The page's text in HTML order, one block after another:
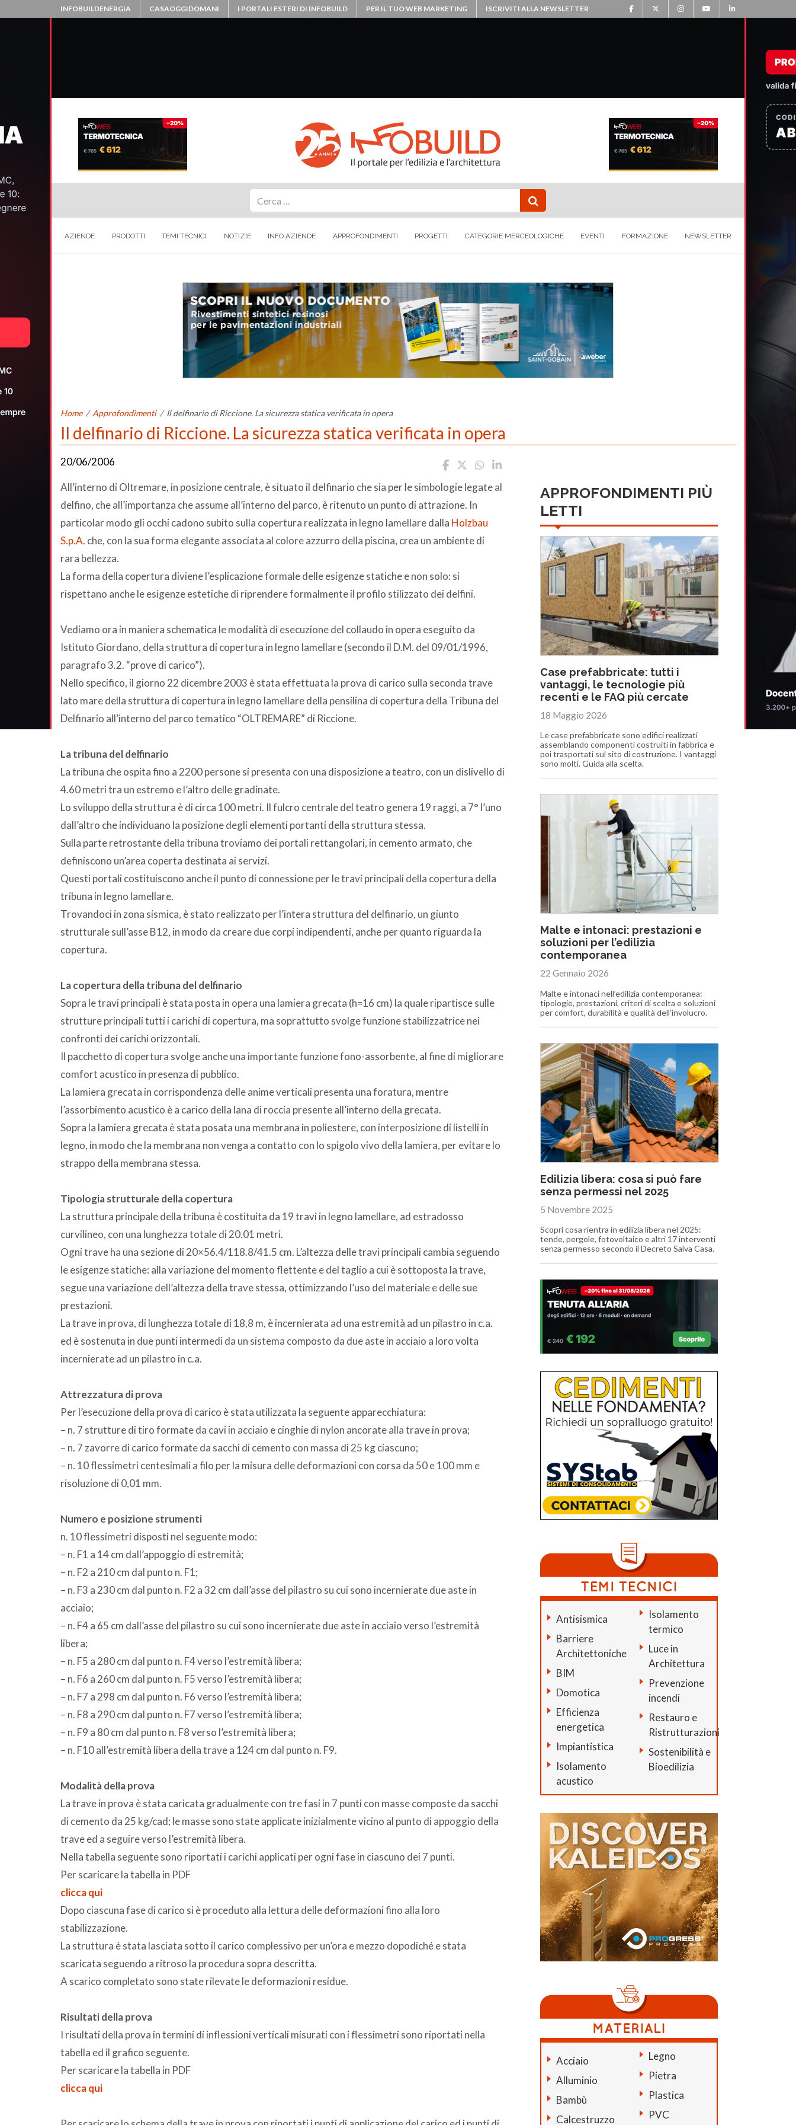
INFOBUILDENERGIA CASAOGGIDOMANI I PORTALI ESTERI DI INFOBUILD PER IL TUO WEB MARKETING ISCRIVITI ALLA NEWSLETTER
AZIENDE PRODOTTI TEMI TECNICI NOTIZIE INFO AZIENDE APPROFONDIMENTI PROGETTI CATEGORIE MERCEOLOGICHE EVENTI FORMAZIONE NEWSLETTER
Home / Approfondimenti / Il delfinario di Riccione. La sicurezza statica verificata in opera
Il delfinario di Riccione. La sicurezza statica verificata in opera
20/06/2006
All’interno di Oltremare, in posizione centrale, è situato il delfinario che sia per le simbologie legate al
delfino, che all’importanza che assume all’interno del parco, è ritenuto un punto di attrazione. In
particolar modo gli occhi cadono subito sulla copertura realizzata in legno lamellare dalla Holzbau
S.p.A. che, con la sua forma elegante associata al colore azzurro della piscina, crea un ambiente di
rara bellezza.
La forma della copertura diviene l’esplicazione formale delle esigenze statiche e non solo: si
rispettano anche le esigenze estetiche di riprendere formalmente il profilo stilizzato dei delfini.
Vediamo ora in maniera schematica le modalità di esecuzione del collaudo in opera eseguito da
Istituto Giordano, della struttura di copertura in legno lamellare (secondo il D.M. del 09/01/1996,
paragrafo 3.2. “prove di carico”).
Nello specifico, il giorno 22 dicembre 2003 è stata effettuata la prova di carico sulla seconda trave
lato mare della struttura di copertura in legno lamellare della pensilina di copertura della Tribuna del
Delfinario all’interno del parco tematico “OLTREMARE” di Riccione.
La tribuna del delfinario
La tribuna che ospita fino a 2200 persone si presenta con una disposizione a teatro, con un dislivello di
4.60 metri tra un estremo e l’altro delle gradinate.
Lo sviluppo della struttura è di circa 100 metri. Il fulcro centrale del teatro genera 19 raggi, a 7° l’uno
dall’altro che individuano la posizione degli elementi portanti della struttura stessa.
Sulla parte retrostante della tribuna troviamo dei portali rettangolari, in cemento armato, che
definiscono un’area coperta destinata ai servizi.
Questi portali costituiscono anche il punto di connessione per le travi principali della copertura della
tribuna in legno lamellare.
Trovandoci in zona sismica, è stato realizzato per l’intera struttura del delfinario, un giunto
strutturale sull’asse B12, in modo da creare due corpi indipendenti, anche per quanto riguarda la
copertura.
La copertura della tribuna del delfinario
Sopra le travi principali è stata posta in opera una lamiera grecata (h=16 cm) la quale ripartisce sulle
strutture principali tutti i carichi di copertura, ma soprattutto svolge funzione stabilizzatrice nei
confronti dei carichi orizzontali.
Il pacchetto di copertura svolge anche una importante funzione fono-assorbente, al fine di migliorare
comfort acustico in presenza di pubblico.
La lamiera grecata in corrispondenza delle anime verticali presenta una foratura, mentre
l’assorbimento acustico è a carico della lana di roccia presente all’interno della grecata.
Sopra la lamiera grecata è stata posata una membrana in poliestere, con interposizione di listelli in
legno, in modo che la membrana non venga a contatto con lo spigolo vivo della lamiera, per evitare lo
strappo della membrana stessa.
Tipologia strutturale della copertura
La struttura principale della tribuna è costituita da 19 travi in legno lamellare, ad estradosso
curvilineo, con una lunghezza totale di 20.01 metri.
Ogni trave ha una sezione di 20×56.4/118.8/41.5 cm. L’altezza delle travi principali cambia seguendo
le esigenze statiche: alla variazione del momento flettente e del taglio a cui è sottoposta la trave,
segue una variazione dell’altezza della trave stessa, ottimizzando l’uso del materiale e delle sue
prestazioni.
La trave in prova, di lunghezza totale di 18,8 m, è incernierata ad una estremità ad un pilastro in c.a.
ed è sostenuta in due punti intermedi da un sistema composto da due aste in acciaio a loro volta
incernierate ad un pilastro in c.a.
Attrezzatura di prova
Per l’esecuzione della prova di carico è stata utilizzata la seguente apparecchiatura:
– n. 7 strutture di tiro formate da cavi in acciaio e cinghie di nylon ancorate alla trave in prova;
– n. 7 zavorre di carico formate da sacchi di cemento con massa di 25 kg ciascuno;
– n. 10 flessimetri centesimali a filo per la misura delle deformazioni con corsa da 50 e 100 mm e
risoluzione di 0,01 mm.
Numero e posizione strumenti
n. 10 flessimetri disposti nel seguente modo:
– n. F1 a 14 cm dall’appoggio di estremità;
– n. F2 a 210 cm dal punto n. F1;
– n. F3 a 230 cm dal punto n. F2 a 32 cm dall’asse del pilastro su cui sono incernierate due aste in
acciaio;
– n. F4 a 65 cm dall’asse del pilastro su cui sono incernierate due aste in acciaio verso l’estremità
libera;
– n. F5 a 280 cm dal punto n. F4 verso l’estremità libera;
– n. F6 a 260 cm dal punto n. F5 verso l’estremità libera;
– n. F7 a 298 cm dal punto n. F6 verso l’estremità libera;
– n. F8 a 290 cm dal punto n. F7 verso l’estremità libera;
– n. F9 a 80 cm dal punto n. F8 verso l’estremità libera;
– n. F10 all’estremità libera della trave a 124 cm dal punto n. F9.
Modalità della prova
La trave in prova è stata caricata gradualmente con tre fasi in 7 punti con masse composte da sacchi
di cemento da 25 kg/cad; le masse sono state applicate inizialmente vicino al punto di appoggio della
trave ed a seguire verso l’estremità libera.
Nella tabella seguente sono riportati i carichi applicati per ogni fase in ciascuno dei 7 punti.
Per scaricare la tabella in PDF
clicca qui
Dopo ciascuna fase di carico si è proceduto alla lettura delle deformazioni fino alla loro
stabilizzazione.
La struttura è stata lasciata sotto il carico complessivo per un’ora e mezzo dopodiché e stata
scaricata seguendo a ritroso la procedura sopra descritta.
A scarico completato sono state rilevate le deformazioni residue.
Risultati della prova
I risultati della prova in termini di inflessioni verticali misurati con i flessimetri sono riportati nella
tabella ed il grafico seguente.
Per scaricare la tabella in PDF
clicca qui
APPROFONDIMENTI PIÙ
LETTI
Case prefabbricate: tutti i
vantaggi, le tecnologie più
recenti e le FAQ più cercate
18 Maggio 2026
Le case prefabbricate sono edifici realizzati
assemblando componenti costruiti in fabbrica e
poi trasportati sul sito di costruzione. I vantaggi
sono molti. Guida alla scelta.
Malte e intonaci: prestazioni e
soluzioni per l’edilizia
contemporanea
22 Gennaio 2026
Malte e intonaci nell’edilizia contemporanea:
tipologie, prestazioni, criteri di scelta e soluzioni
per comfort, durabilità e qualità dell’involucro.
Edilizia libera: cosa si può fare
senza permessi nel 2025
5 Novembre 2025
Scopri cosa rientra in edilizia libera nel 2025:
tende, pergole, fotovoltaico e altri 17 interventi
senza permesso secondo il Decreto Salva Casa.
Antisismica
Barriere
Architettoniche
BIM
Domotica
Efficienza
energetica
Impiantistica
Isolamento
acustico
Isolamento
termico
Luce in
Architettura
Prevenzione
incendi
Restauro e
Ristrutturazioni
Sostenibilità e
Bioedilizia
Acciaio
Alluminio
Bambù
Calcestruzzo
Legno
Pietra
Plastica
PVC